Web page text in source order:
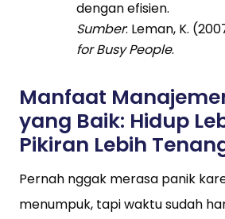
dengan efisien.
Sumber: Leman, K.
for Busy People.
Manfaat
yang Baik: Hidup
Pikiran Lebih
Pernah nggak merasa panik
menumpuk, tapi waktu sudah